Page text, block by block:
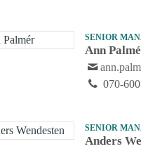
SENIOR
Ann
070-
SENIOR
Anders